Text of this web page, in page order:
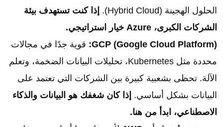
الحلول الهجينة (Hybrid Cloud).
إذا كنت تستهدف بيئة
الشركات الكبرى، Azure خيار استراتيجي.
GCP (Google Cloud Platform): قوية جدًا في مجالات
محددة مثل Kubernetes، تحليلات البيانات الضخمة، وتعلم
الآلة. تحظى بشعبية كبيرة بين الشركات التي تعتمد على
البيانات بشكل أساسي. إذا كان شغفك هو البيانات والذكاء
الاصطناعي، ابدأ من هنا.